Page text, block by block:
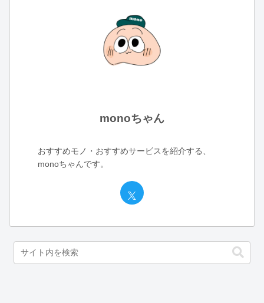
monoちゃん
おすすめモノ・おすすめサービスを紹介する、
monoちゃんです。